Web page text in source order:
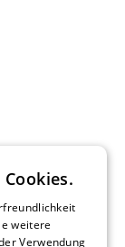
weitere
Verwendung